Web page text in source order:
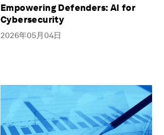
Empowering Defenders: AI for
Cybersecurity
2026年05月04日